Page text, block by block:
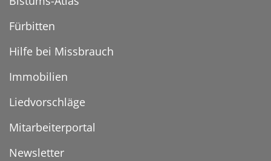
Fürbitten
Hilfe bei Missbrauch
Immobilien
Liedvorschläge
Mitarbeiterportal
Newsletter